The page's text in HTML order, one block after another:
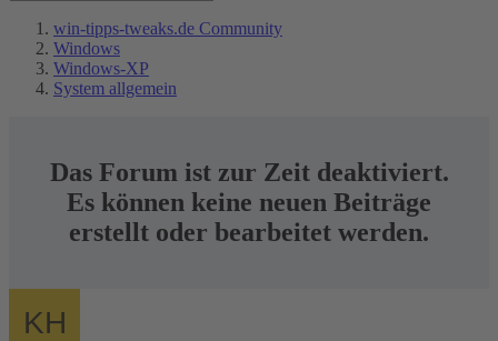
win-tipps-tweaks.de Community
Windows
Windows-XP
System allgemein
Das Forum ist zur Zeit deaktiviert.
Es können keine neuen Beiträge
erstellt oder bearbeitet werden.